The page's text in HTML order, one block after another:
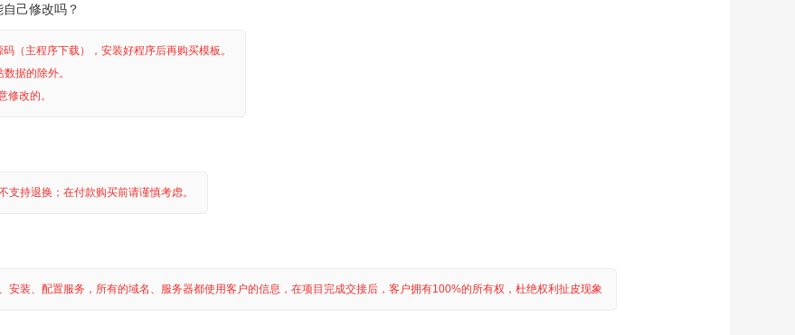
己修改吗？
（主程序下载），安装好程序后再购买模板。
据的除外。
改的。
持退换；在付款购买前请谨慎考虑。
安装、配置服务，所有的域名、服务器都使用客户的信息，在项目完成交接后，客户拥有100%的所有权，杜绝权利扯皮现象